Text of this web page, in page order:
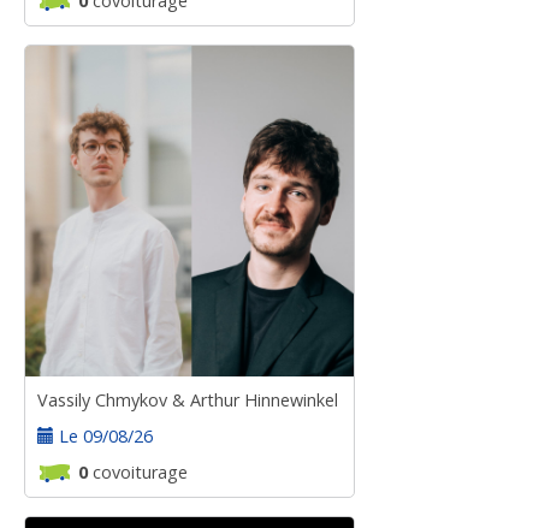
Vassily Chmykov & Arthur Hinnewinkel
Le 09/08/26
0covoiturage